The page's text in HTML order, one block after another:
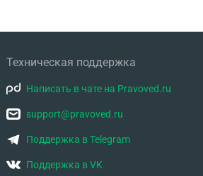
Техническая поддержка
Написать в чате на Pravoved.ru
support@pravoved.ru
Поддержка в Telegram
Поддержка в VK